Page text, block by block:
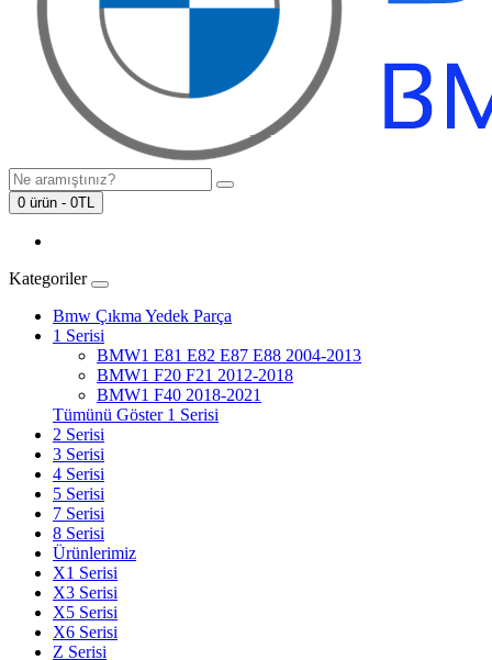
0 ürün - 0TL
Kategoriler
Bmw Çıkma Yedek Parça
1 Serisi
BMW1 E81 E82 E87 E88 2004-2013
BMW1 F20 F21 2012-2018
BMW1 F40 2018-2021
Tümünü Göster 1 Serisi
2 Serisi
3 Serisi
4 Serisi
5 Serisi
7 Serisi
8 Serisi
Ürünlerimiz
X1 Serisi
X3 Serisi
X5 Serisi
X6 Serisi
Z Serisi